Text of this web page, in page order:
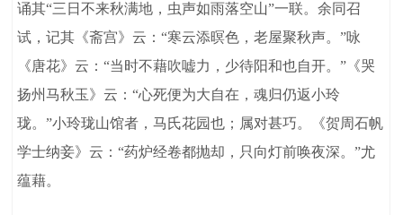
诵其“三日不来秋满地，虫声如雨落空山”一联。余同召
试，记其《斋宫》云：“寒云添暝色，老屋聚秋声。”咏
《唐花》云：“当时不藉吹嘘力，少待阳和也自开。”《哭
扬州马秋玉》云：“心死便为大自在，魂归仍返小玲
珑。”小玲珑山馆者，马氏花园也；属对甚巧。《贺周石帆
学士纳妾》云：“药炉经卷都抛却，只向灯前唤夜深。”尤
蕴藉。